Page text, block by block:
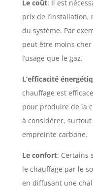
Le coût: Il est
prix de l’installation,
du système. Par
peut être moins
l’usage que le gaz.
L’efficacité
chauffage est
pour produire de la
à considérer,
empreinte carbone.
Le confort: Certains
le chauffage par le
en diffusant une